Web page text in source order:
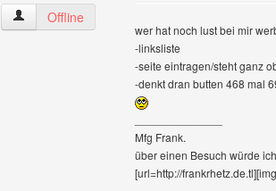
frankrhetz Benutzer-Profile anzeigen
Offline
wer hat noch lust bei mir
-linksliste
-seite eintragen/steht ganz
-denkt dran butten 468 mal
Mfg Frank.
über einen Besuch würde
[url=http://